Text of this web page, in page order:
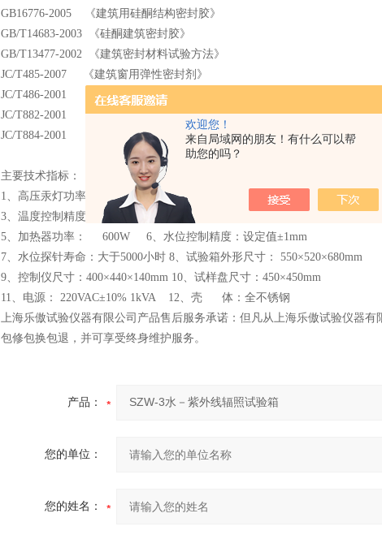
欢迎您！
来自局域网的朋友！有什么可以帮
助您的吗？
GB16776-2005 《建筑用硅酮结构密封胶》
GB/T14683-2003 《硅酮建筑密封胶》
GB/T13477-2002 《建筑密封材料试验方法》
JC/T485-2007 《建筑窗用弹性密封剂》
JC/T486-2001 《中空玻璃用弹性密封剂》
JC/T882-2001 《幕墙玻璃接缝用密封胶》
JC/T884-2001 《彩色涂层钢板用建筑密封胶》
主要技术指标：
1、高压汞灯功率： 300W 2、温度测量范围： 0～65℃
3、温度控制精度： 40±2℃ 4、辐照时间设定： 0～999小时59分
5、加热器功率： 600W 6、水位控制精度：设定值±1mm
7、水位探针寿命：大于5000小时 8、试验箱外形尺寸： 550×520×680mm
9、控制仪尺寸：400×440×140mm 10、试样盘尺寸：450×450mm
11、电源： 220VAC±10% 1kVA 12、壳 体：全不锈钢
上海乐傲试验仪器有限公司产品售后服务承诺：但凡从上海乐傲试验仪器
包修包换包退，并可享受终身维护服务。
产品：
您的单位：
您的姓名：